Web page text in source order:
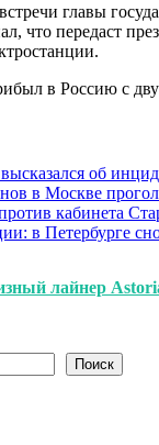
главы
что передаст
в Россию с
об
в Москве
кабинета
в Петербурге
лайнер
Поиск